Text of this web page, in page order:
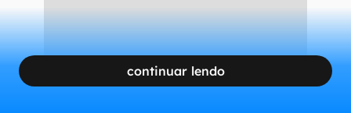
continuar lendo